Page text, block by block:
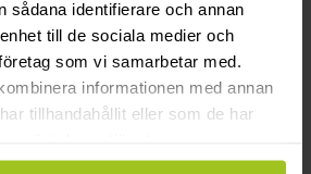
sådana identifierare och annan
till de sociala medier och
som vi samarbetar med.
informationen med annan
tillhandahållit eller som de har
-
Ines Earring
Pris:499 kr
499 kr